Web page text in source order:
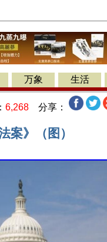
万象 生活
6,268 分享：
案》（图）